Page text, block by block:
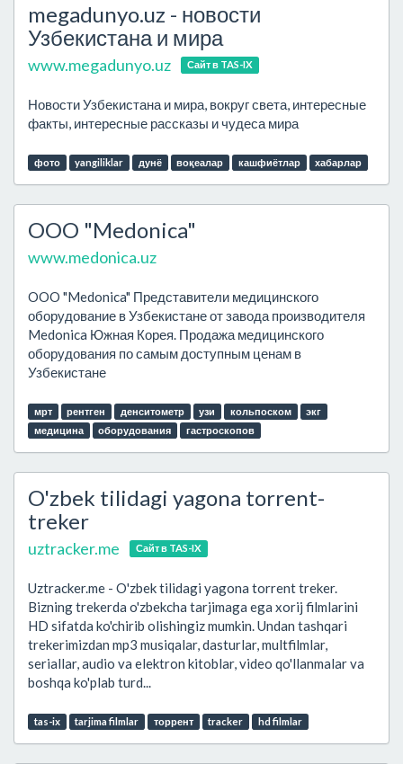
megadunyo.uz - новости
Узбекистана и мира
www.megadunyo.uz Сайт в TAS-IX
Новости Узбекистана и мира, вокруг света, интересные
факты, интересные рассказы и чудеса мира
фото yangiliklar дунё воқеалар кашфиётлар хабарлар
OOO "Medonica"
www.medonica.uz
OOO "Medonica" Представители медицинского
оборудование в Узбекистане от завода производителя
Medonica Южная Корея. Продажа медицинского
оборудования по самым доступным ценам в
Узбекистане
мрт рентген денситометр узи кольпоском
экг
медицина
оборудования гастроскопов
O'zbek tilidagi yagona torrent-
treker
uztracker.me Сайт в TAS-IX
Uztracker.me - O'zbek tilidagi yagona torrent treker.
Bizning trekerda o'zbekcha tarjimaga ega xorij filmlarini
HD sifatda ko'chirib olishingiz mumkin. Undan tashqari
trekerimizdan mp3 musiqalar, dasturlar, multfilmlar,
seriallar, audio va elektron kitoblar, video qo'llanmalar va
boshqa ko'plab turd...
tas-ix tarjima filmlar торрент tracker hd filmlar